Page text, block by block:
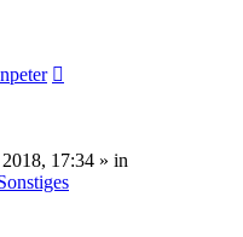
17:34 » in